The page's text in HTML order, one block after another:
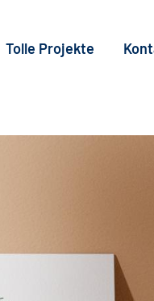
Tolle Projekte